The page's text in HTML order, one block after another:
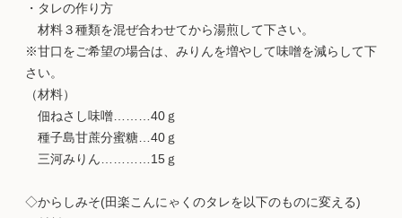
・タレの作り方
材料３種類を混ぜ合わせてから湯煎して下さい。
※甘口をご希望の場合は、みりんを増やして味噌を減らして下
さい。
（材料）
佃ねさし味噌………40ｇ
種子島甘蔗分蜜糖…40ｇ
三河みりん…………15ｇ
◇からしみそ(田楽こんにゃくのタレを以下のものに変える)